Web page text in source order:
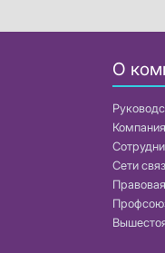
О
Компания
Сети